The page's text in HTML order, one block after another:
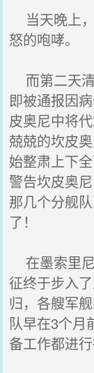
当天晚上
怒的咆哮。
而第二天
即被通报因
皮奥尼中将
兢兢的坎皮
始整肃上下
警告坎皮奥
那几个分舰
了！
在墨索里
征终于步入
归，各艘军
队早在3个月
备工作都进行